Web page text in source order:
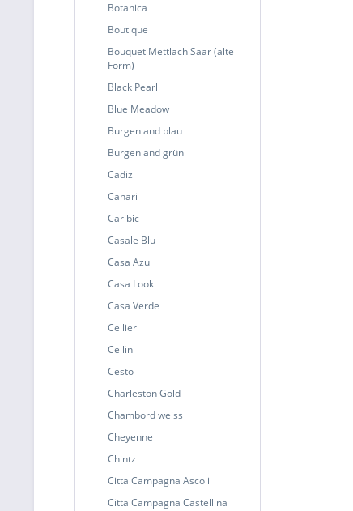
Botanica
Boutique
Bouquet Mettlach Saar (alte
Form)
Black Pearl
Blue Meadow
Burgenland blau
Burgenland grün
Cadiz
Canari
Caribic
Casale Blu
Casa Azul
Casa Look
Casa Verde
Cellier
Cellini
Cesto
Charleston Gold
Chambord weiss
Cheyenne
Chintz
Citta Campagna Ascoli
Citta Campagna Castellina